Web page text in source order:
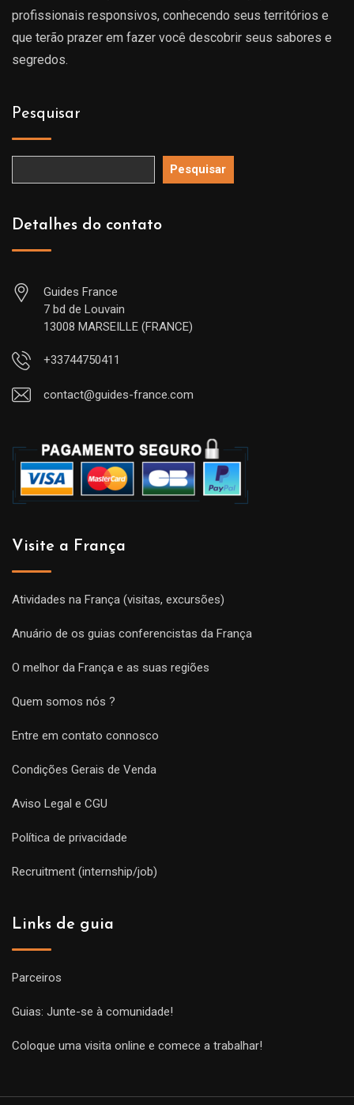
profissionais responsivos, conhecendo seus territórios e
que terão prazer em fazer você descobrir seus sabores e
segredos.
Pesquisar
Pesquisar
Detalhes do contato
Guides France
7 bd de Louvain
13008 MARSEILLE (FRANCE)
+33744750411
contact@guides-france.com
Visite a França
Atividades na França (visitas, excursões)
Anuário de os guias conferencistas da França
O melhor da França e as suas regiões
Quem somos nós ?
Entre em contato connosco
Condições Gerais de Venda
Aviso Legal e CGU
Política de privacidade
Recruitment (internship/job)
Links de guia
Parceiros
Guias: Junte-se à comunidade!
Coloque uma visita online e comece a trabalhar!